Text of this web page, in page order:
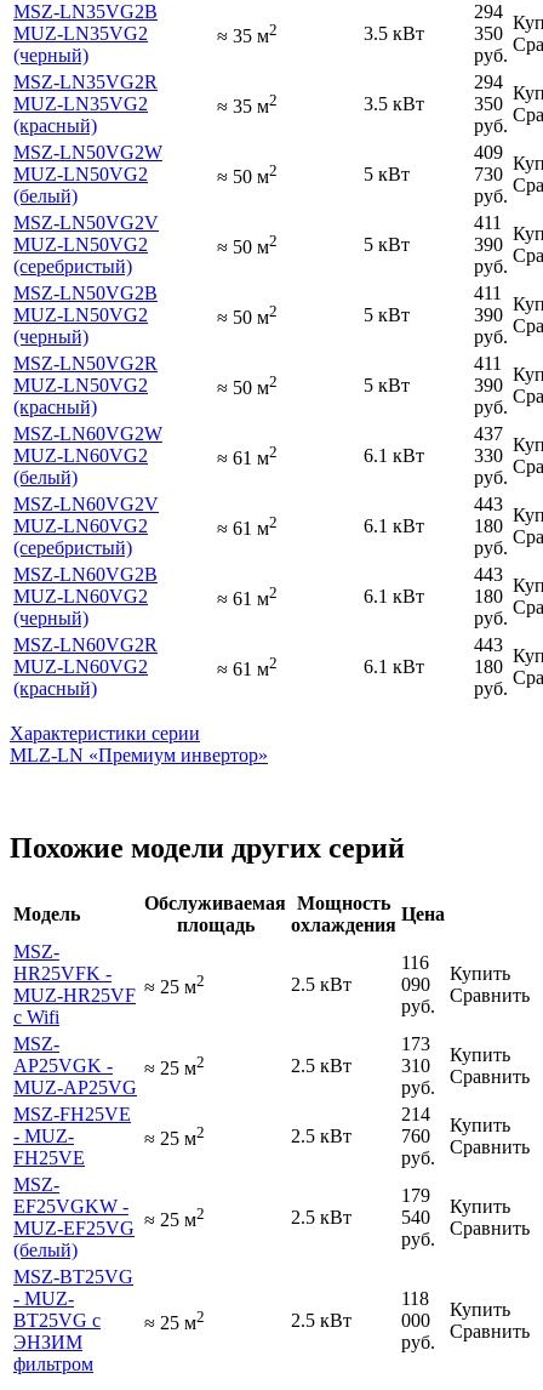
MSZ-LN35VG2B
MUZ-LN35VG2
(черный)
≈ 35 м2 3.5 кВт
294
350
руб.
MSZ-LN35VG2R
MUZ-LN35VG2
(красный)
≈ 35 м2 3.5 кВт
294
350
руб.
MSZ-LN50VG2W
MUZ-LN50VG2
(белый)
≈ 50 м2 5 кВт
409
730
руб.
MSZ-LN50VG2V
MUZ-LN50VG2
(серебристый)
≈ 50 м2 5 кВт
411
390
руб.
MSZ-LN50VG2B
MUZ-LN50VG2
(черный)
≈ 50 м2 5 кВт
411
390
руб.
MSZ-LN50VG2R
MUZ-LN50VG2
(красный)
≈ 50 м2 5 кВт
411
390
руб.
MSZ-LN60VG2W
MUZ-LN60VG2
(белый)
≈ 61 м2 6.1 кВт
437
330
руб.
MSZ-LN60VG2V
MUZ-LN60VG2
(серебристый)
≈ 61 м2 6.1 кВт
443
180
руб.
MSZ-LN60VG2B
MUZ-LN60VG2
(черный)
≈ 61 м2 6.1 кВт
443
180
руб.
MSZ-LN60VG2R
MUZ-LN60VG2
(красный)
≈ 61 м2 6.1 кВт
443
180
руб.
Характеристики серии
MLZ-LN «Премиум инвертор»
Похожие модели других серий
Модель
Обслуживаемая
площадь
Мощность
охлаждения
Цена
MSZ-
HR25VFK -
MUZ-HR25VF
с Wifi
≈ 25 м2 2.5 кВт
116
090
руб.
Купить
Сравнить
MSZ-
AP25VGK -
MUZ-AP25VG
≈ 25 м2 2.5 кВт
173
310
руб.
Купить
Сравнить
MSZ-FH25VE
- MUZ-
FH25VE
≈ 25 м2 2.5 кВт
214
760
руб.
Купить
Сравнить
MSZ-
EF25VGKW -
MUZ-EF25VG
(белый)
≈ 25 м2 2.5 кВт
179
540
руб.
Купить
Сравнить
MSZ-BT25VG
- MUZ-
BT25VG с
ЭНЗИМ
фильтром
≈ 25 м2 2.5 кВт
118
000
руб.
Купить
Сравнить